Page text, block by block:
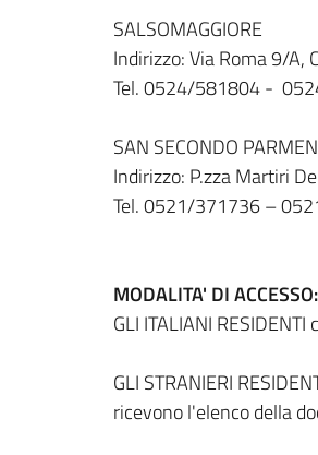
SALSOMAGGIORE
Indirizzo: Via Roma 9/A,
Tel. 0524/581804 -
SAN SECONDO
Indirizzo: P.zza Martiri
Tel. 0521/371736 –
MODALITA' DI ACCESSO:
GLI ITALIANI
GLI STRANIERI
ricevono l'elenco della